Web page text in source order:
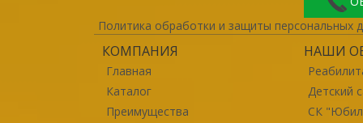
Политика обработки и защиты персональных
КОМПАНИЯ
Главная
Каталог
Преимущества
НАШИ
Детский
СК